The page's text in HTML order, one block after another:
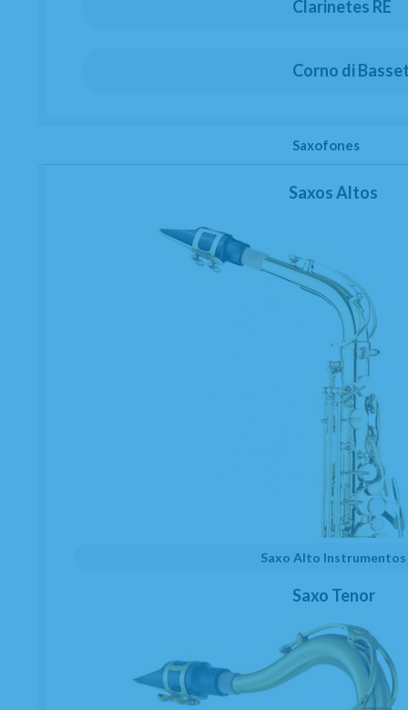
Clarinetes RE
Corno di
Saxofones
Saxos Altos
Saxo Alto Instrumentos
Saxo Tenor